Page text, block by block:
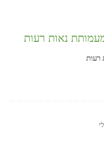
נאות רעות
רעות